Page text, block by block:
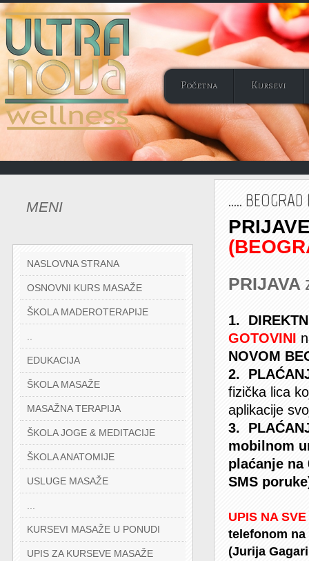
Početna Kursevi
MENI
NASLOVNA STRANA
OSNOVNI KURS MASAŽE
ŠKOLA MADEROTERAPIJE
EDUKACIJA
ŠKOLA MASAŽE
MASAŽNA TERAPIJA
ŠKOLA JOGE & MEDITACIJE
ŠKOLA ANATOMIJE
USLUGE MASAŽE
KURSEVI MASAŽE U PONUDI
UPIS ZA KURSEVE MASAŽE
.....
PRIJAVA
1.
GOTOVINI
NOVOM
2.
fizička lica
aplikacije
3.
mobilnom
plaćanje na
SMS
UPIS NA
telefonom na
(Jurija